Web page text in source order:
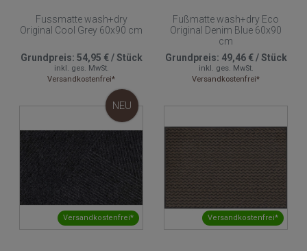
Fussmatte wash+dry
Original Cool Grey 60x90 cm
Grundpreis: 54,95 €/Stück
inkl. ges. MwSt.
Versandkostenfrei*
Fußmatte wash+dry Eco
Original Denim Blue 60x90
cm
Grundpreis: 49,46 €/Stück
inkl. ges. MwSt.
Versandkostenfrei*
Versandkostenfrei*
NEU
Versandkostenfrei*